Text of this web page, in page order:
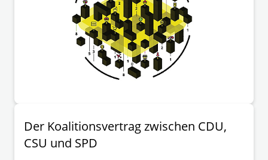
Der Koalitionsvertrag zwischen CDU,
CSU und SPD